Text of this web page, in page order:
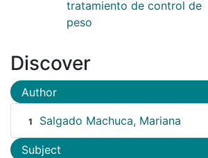
tratamiento de control de
peso
Discover
Author
1 Salgado Machuca, Mariana
Subject